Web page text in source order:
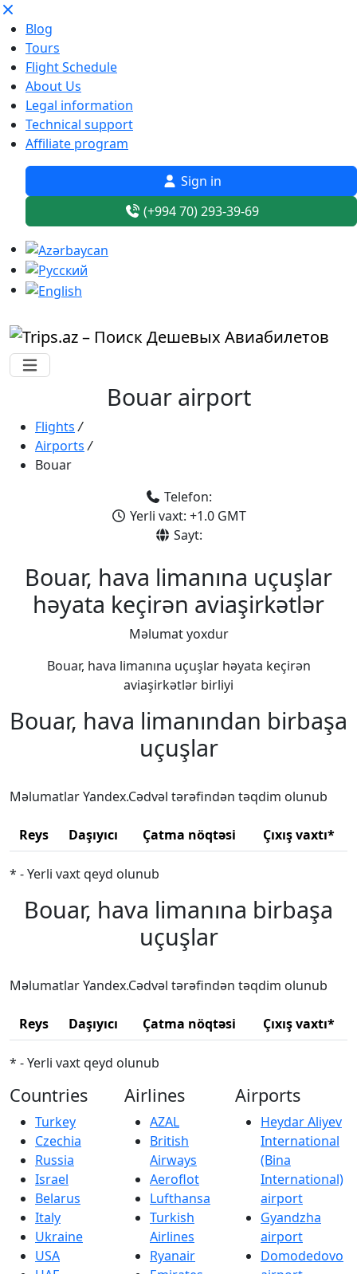
Blog
Tours
Flight Schedule
About Us
Legal information
Technical support
Affiliate program
Sign in
(+994 70) 293-39-69
Bouar airport
Flights /
Airports /
Bouar
Telefon:
Yerli vaxt: +1.0 GMT
Sayt:
Bouar, hava limanına uçuşlar
həyata keçirən aviaşirkətlər
Məlumat yoxdur
Bouar, hava limanına uçuşlar həyata keçirən
aviaşirkətlər birliyi
Bouar, hava limanından birbaşa
uçuşlar
Məlumatlar Yandex.Cədvəl tərəfindən təqdim olunub
Reys Daşıyıcı Çatma nöqtəsi Çıxış vaxtı*
* - Yerli vaxt qeyd olunub
Bouar, hava limanına birbaşa
uçuşlar
Məlumatlar Yandex.Cədvəl tərəfindən təqdim olunub
Reys Daşıyıcı Çatma nöqtəsi Çıxış vaxtı*
* - Yerli vaxt qeyd olunub
Countries
Turkey
Czechia
Russia
Israel
Belarus
Italy
Ukraine
USA
Airlines
AZAL
British
Airways
Aeroflot
Lufthansa
Turkish
Airlines
Ryanair
Airports
Heydar Aliyev
International
(Bina
International)
airport
Gyandzha
airport
Domodedovo